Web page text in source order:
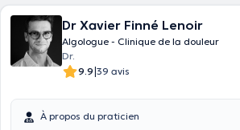
Dr Xavier Finné Lenoir
Algologue - Clinique de la douleur
Dr.
9.9|39 avis
À propos du praticien